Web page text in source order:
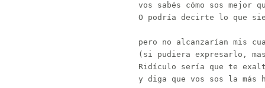
vos sabés cómo sos mejor
O podría decirte lo que
pero no alcanzarían mis
(si pudiera expresarlo,
Ridículo sería que te
y diga que vos sos la más